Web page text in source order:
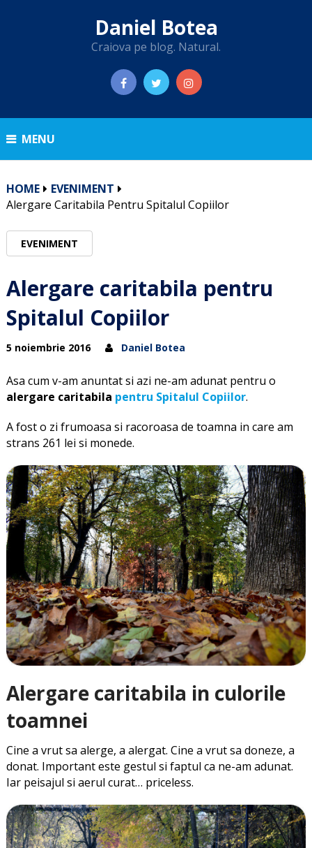
Daniel Botea
Craiova pe blog. Natural.
MENU
HOME
EVENIMENT
Alergare Caritabila Pentru Spitalul Copiilor
EVENIMENT
Alergare caritabila pentru
Spitalul Copiilor
5 noiembrie 2016 Daniel Botea
Asa cum v-am anuntat si azi ne-am adunat pentru o
alergare caritabila pentru Spitalul Copiilor.
A fost o zi frumoasa si racoroasa de toamna in care am
strans 261 lei si monede.
Alergare caritabila in culorile
toamnei
Cine a vrut sa alerge, a alergat. Cine a vrut sa doneze, a
donat. Important este gestul si faptul ca ne-am adunat.
Iar peisajul si aerul curat… priceless.